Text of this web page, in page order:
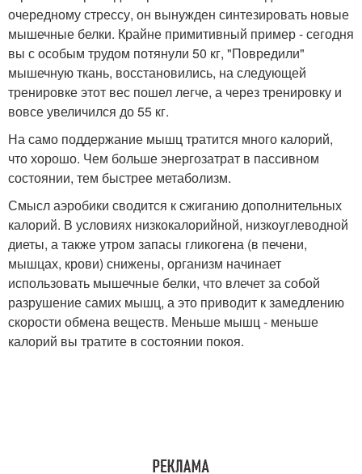
очередному стрессу, он вынужден синтезировать новые
мышечные белки. Крайне примитивный пример - сегодня
вы с особым трудом потянули 50 кг, "Повредили"
мышечную ткань, восстановились, на следующей
тренировке этот вес пошел легче, а через тренировку и
вовсе увеличился до 55 кг.
На само поддержание мышц тратится много калорий,
что хорошо. Чем больше энергозатрат в пассивном
состоянии, тем быстрее метаболизм.
Смысл аэробики сводится к сжиганию дополнительных
калорий. В условиях низкокалорийной, низкоуглеводной
диеты, а также утром запасы гликогена (в печени,
мышцах, крови) снижены, организм начинает
использовать мышечные белки, что влечет за собой
разрушение самих мышц, а это приводит к замедлению
скорости обмена веществ. Меньше мышц - меньше
калорий вы тратите в состоянии покоя.